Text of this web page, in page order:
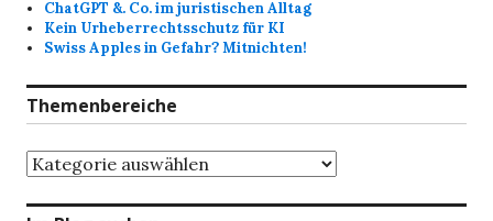
ChatGPT &. Co. im juristischen Alltag
Kein Urheberrechtsschutz für KI
Swiss Apples in Gefahr? Mitnichten!
Themenbereiche
Themenbereiche